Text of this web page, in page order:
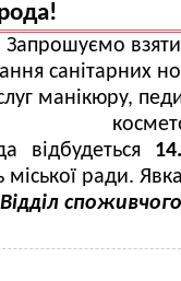
Запрошуємо
санітарних
манікюру,
відбудеться
міської ради.
Відділ